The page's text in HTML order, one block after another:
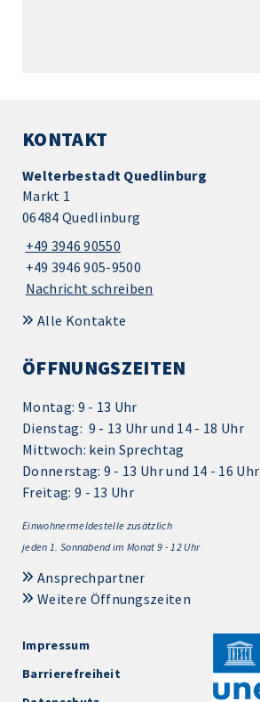
KONTAKT
Welterbestadt Quedlinburg
Markt 1
06484 Quedlinburg
+49 3946 90550
+49 3946 905-9500
Nachricht schreiben
Alle Kontakte
ÖFFNUNGSZEITEN
Montag: 9 - 13 Uhr
Dienstag: 9 - 13 Uhr und 14 - 18 Uhr
Mittwoch: kein Sprechtag
Donnerstag: 9 - 13 Uhr und 14 - 16 Uhr
Freitag: 9 - 13 Uhr
Einwohnermeldestelle zusätzlich
jeden 1. Sonnabend im Monat 9 - 12 Uhr
Ansprechpartner
Weitere Öffnungszeiten
Impressum
Barrierefreiheit